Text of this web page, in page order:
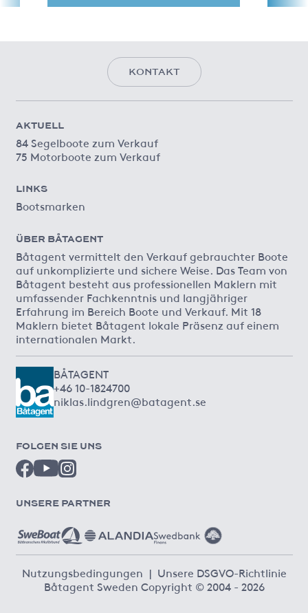
KONTAKT
AKTUELL
84 Segelboote zum Verkauf
75 Motorboote zum Verkauf
LINKS
Bootsmarken
ÜBER BÅTAGENT
Båtagent vermittelt den Verkauf gebrauchter Boote
auf unkomplizierte und sichere Weise. Das Team von
Båtagent besteht aus professionellen Maklern mit
umfassender Fachkenntnis und langjähriger
Erfahrung im Bereich Boote und Verkauf. Mit 18
Maklern bietet Båtagent lokale Präsenz auf einem
internationalen Markt.
BÅTAGENT
+46 10-1824700
niklas.lindgren@batagent.se
FOLGEN SIE UNS
UNSERE PARTNER
Nutzungsbedingungen | Unsere DSGVO-Richtlinie
Båtagent Sweden Copyright © 2004 - 2026